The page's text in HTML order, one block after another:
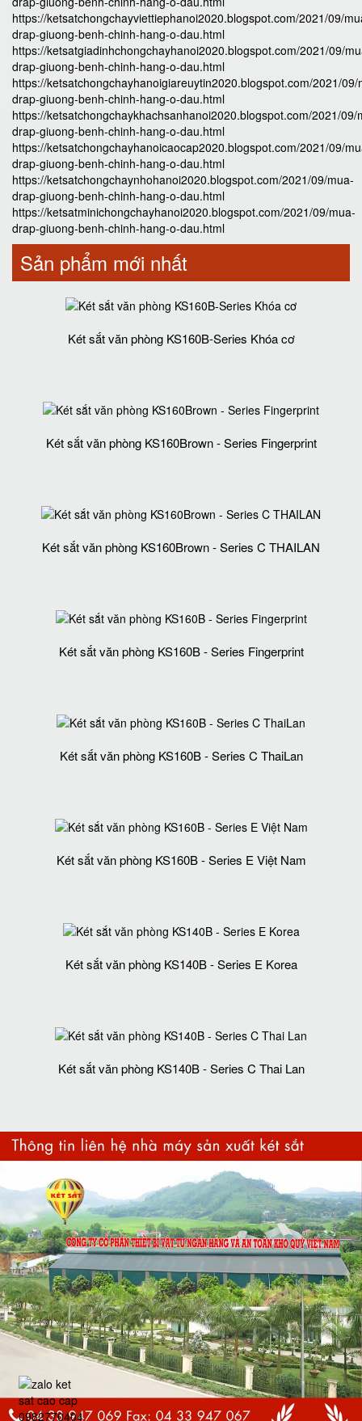
https://ketsatchongchayviettiephanoi2020.blogspot.com/2021/09/
drap-giuong-benh-chinh-hang-o-dau.html
https://ketsatgiadinhchongchayhanoi2020.blogspot.com/2021/09/
drap-giuong-benh-chinh-hang-o-dau.html
https://ketsatchongchayhanoigiareuytin2020.blogspot.com/2021/09/
drap-giuong-benh-chinh-hang-o-dau.html
https://ketsatchongchaykhachsanhanoi2020.blogspot.com/2021/09/
drap-giuong-benh-chinh-hang-o-dau.html
https://ketsatchongchayhanoicaocap2020.blogspot.com/2021/09/
drap-giuong-benh-chinh-hang-o-dau.html
https://ketsatchongchaynhohanoi2020.blogspot.com/2021/09/mua-
drap-giuong-benh-chinh-hang-o-dau.html
https://ketsatminichongchayhanoi2020.blogspot.com/2021/09/mua-
drap-giuong-benh-chinh-hang-o-dau.html
Sản phẩm mới nhất
Két sắt văn phòng KS160B-Series Khóa cơ
Két sắt văn phòng KS160Brown - Series Fingerprint
Két sắt văn phòng KS160Brown - Series C THAILAN
Két sắt văn phòng KS160B - Series Fingerprint
Két sắt văn phòng KS160B - Series C ThaiLan
Két sắt văn phòng KS160B - Series E Việt Nam
Két sắt văn phòng KS140B - Series E Korea
Két sắt văn phòng KS140B - Series C Thai Lan